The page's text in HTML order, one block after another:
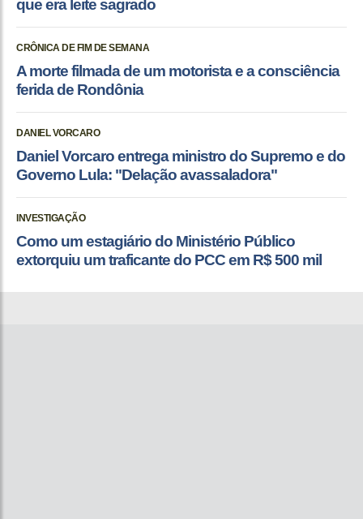
que era leite sagrado
CRÔNICA DE FIM DE SEMANA
A morte filmada de um motorista e a consciência
ferida de Rondônia
DANIEL VORCARO
Daniel Vorcaro entrega ministro do Supremo e do
Governo Lula: "Delação avassaladora"
INVESTIGAÇÃO
Como um estagiário do Ministério Público
extorquiu um traficante do PCC em R$ 500 mil